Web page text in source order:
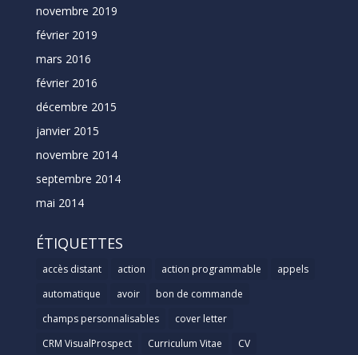
novembre 2019
février 2019
mars 2016
février 2016
décembre 2015
janvier 2015
novembre 2014
septembre 2014
mai 2014
ÉTIQUETTES
accès distant action action programmable
appels
automatique
avoir
bon de commande
champs personnalisables
cover letter
CRM VisualProspect
Curriculum Vitae
CV